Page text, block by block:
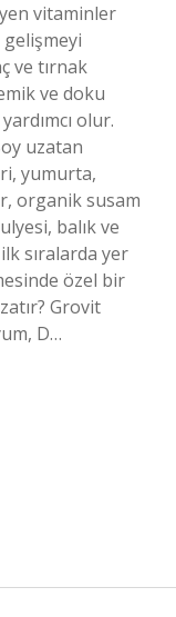
vitaminler
gelişmeyi
ve tırnak
ve doku
olur.
uzatan
yumurta,
organik susam
balık ve
sıralarda yer
özel bir
Grovit
D…